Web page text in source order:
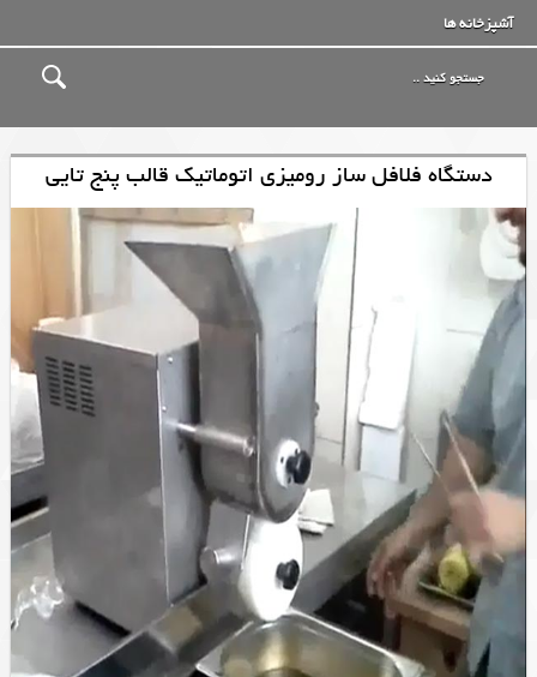
آشپزخانه ها
دستگاه فلافل ساز رومیزی اتوماتیک قالب پنج تایی